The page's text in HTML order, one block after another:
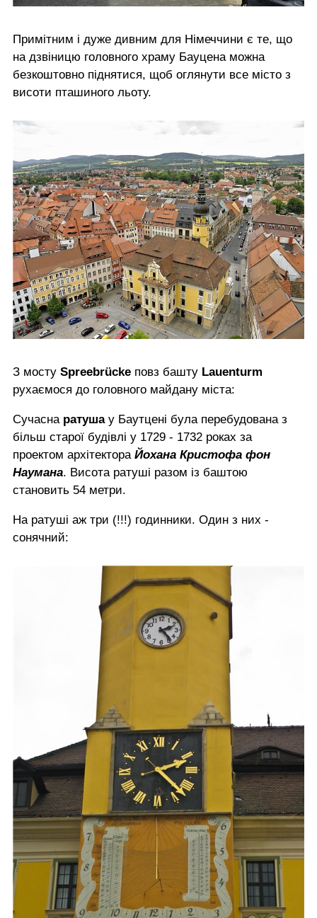
Примітним і дуже дивним для Німеччини є те, що
на дзвіницю головного храму Бауцена можна
безкоштовно піднятися, щоб оглянути все місто з
висоти пташиного льоту.
З мосту Spreebrücke повз башту Lauenturm
рухаємося до головного майдану міста:
Сучасна ратуша у Баутцені була перебудована з
більш старої будівлі у 1729 - 1732 роках за
проектом архітектора Йохана Кристофа фон
Наумана. Висота ратуші разом із баштою
становить 54 метри.
На ратуші аж три (!!!) годинники. Один з них -
сонячний: